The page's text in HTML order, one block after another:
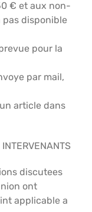
€ et aux non-
pas disponible
pour la
par mail,
article dans
discutees
ont
applicable a